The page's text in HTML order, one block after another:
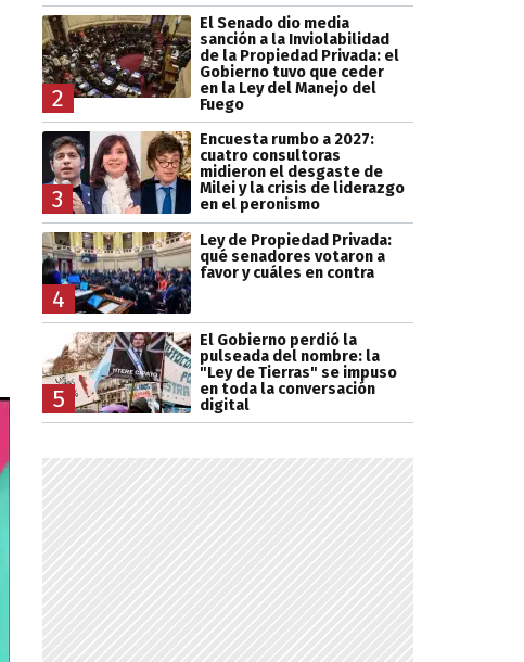
2
El Senado dio media
sanción a la Inviolabilidad
de la Propiedad Privada: el
Gobierno tuvo que ceder
en la Ley del Manejo del
Fuego
3
Encuesta rumbo a 2027:
cuatro consultoras
midieron el desgaste de
Milei y la crisis de liderazgo
en el peronismo
4
Ley de Propiedad Privada:
qué senadores votaron a
favor y cuáles en contra
5
El Gobierno perdió la
pulseada del nombre: la
"Ley de Tierras" se impuso
en toda la conversación
digital